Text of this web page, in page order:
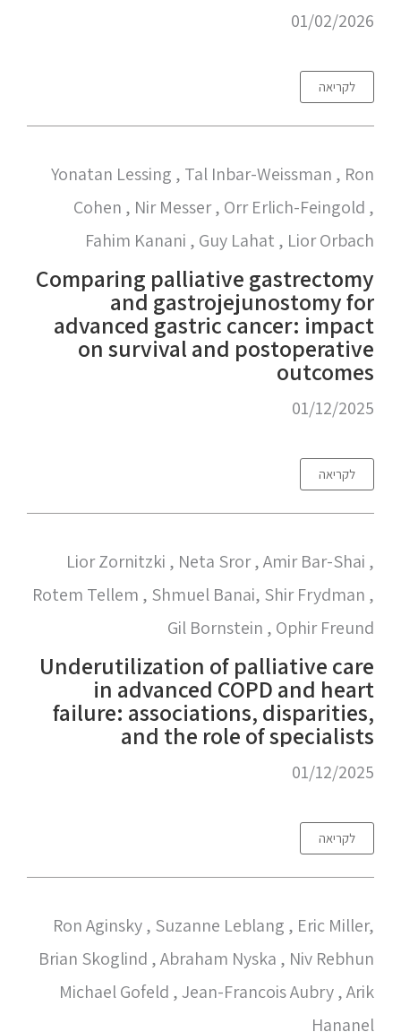
01/02/2026
לקריאה
Yonatan Lessing , Tal Inbar-Weissman , Ron
Cohen , Nir Messer , Orr Erlich-Feingold ,
Fahim Kanani , Guy Lahat , Lior Orbach
Comparing palliative gastrectomy
and gastrojejunostomy for
advanced gastric cancer: impact
on survival and postoperative
outcomes
01/12/2025
לקריאה
Lior Zornitzki , Neta Sror , Amir Bar-Shai ,
Rotem Tellem , Shmuel Banai, Shir Frydman ,
Gil Bornstein , Ophir Freund
Underutilization of palliative care
in advanced COPD and heart
failure: associations, disparities,
and the role of specialists
01/12/2025
לקריאה
Ron Aginsky , Suzanne Leblang , Eric Miller,
Brian Skoglind , Abraham Nyska , Niv Rebhun
Michael Gofeld , Jean-Francois Aubry , Arik
Hananel